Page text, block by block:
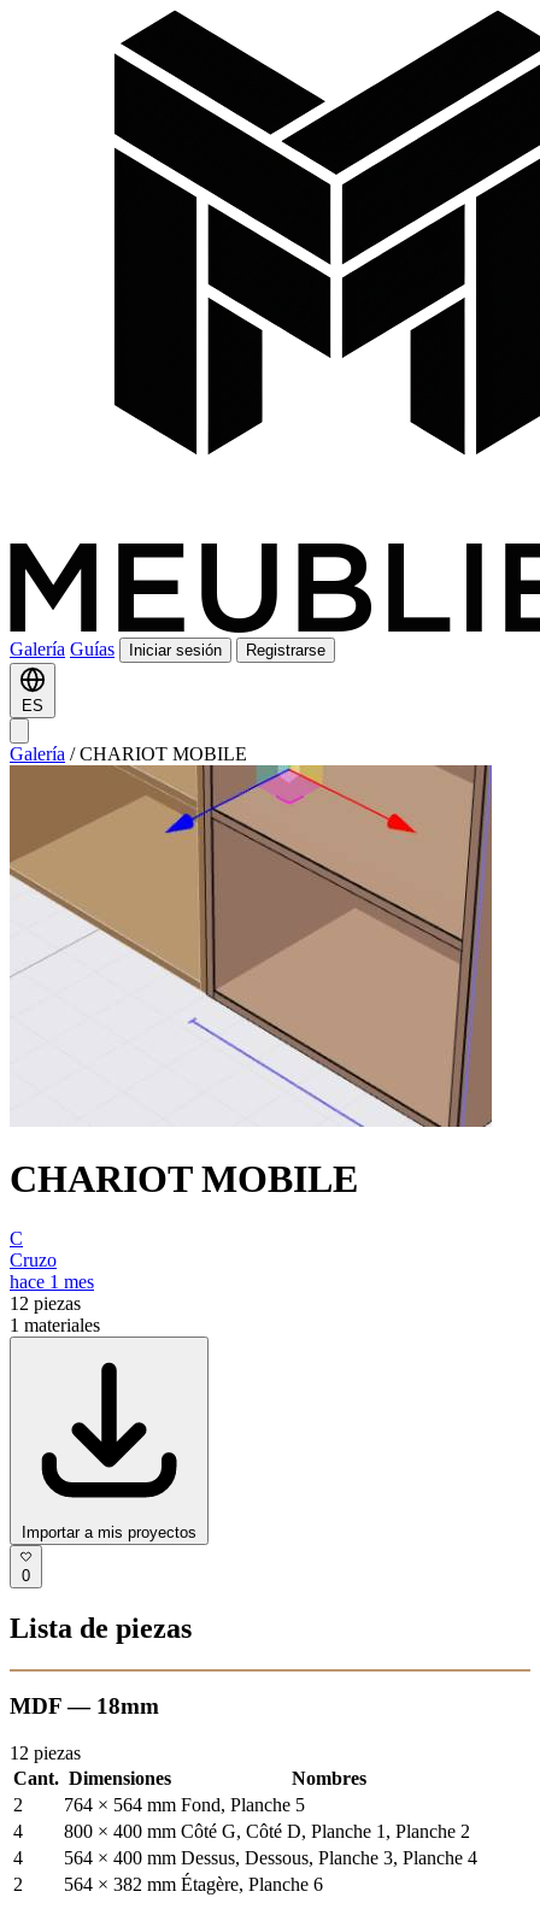
Galería Guías Iniciar sesión Registrarse
ES
Galería / CHARIOT MOBILE
CHARIOT MOBILE
C
Cruzo
hace 1 mes
12 piezas
1 materiales
Importar a mis proyectos
0
Lista de piezas
MDF — 18mm
12 piezas
Cant. Dimensiones
Nombres
2
764 × 564 mm Fond, Planche 5
4
800 × 400 mm Côté G, Côté D, Planche 1, Planche 2
4
564 × 400 mm Dessus, Dessous, Planche 3, Planche 4
2
564 × 382 mm Étagère, Planche 6